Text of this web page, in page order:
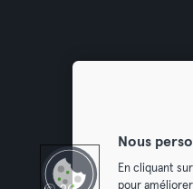
Nous
En cliquant
pour